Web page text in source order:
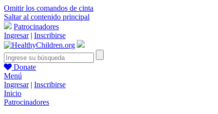
Omitir los comandos de cinta
Saltar al contenido principal
Patrocinadores
Ingresar| Inscribirse
Donate
Menú
Ingresar| Inscribirse
Inicio
Patrocinadores